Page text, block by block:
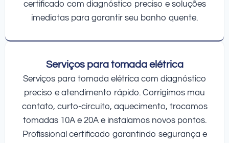
certificado com diagnóstico preciso e soluções
imediatas para garantir seu banho quente.
Serviços para tomada elétrica
Serviços para tomada elétrica com diagnóstico
preciso e atendimento rápido. Corrigimos mau
contato, curto-circuito, aquecimento, trocamos
tomadas 10A e 20A e instalamos novos pontos.
Profissional certificado garantindo segurança e